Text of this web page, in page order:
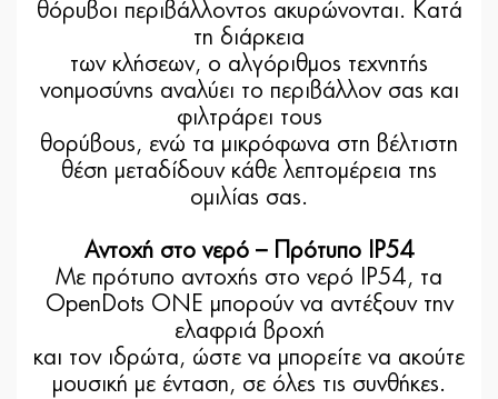
θόρυβοι περιβάλλοντος ακυρώνονται. Κατά
τη διάρκεια
των κλήσεων, ο αλγόριθμος τεχνητής
νοημοσύνης αναλύει το περιβάλλον σας και
φιλτράρει τους
θορύβους, ενώ τα μικρόφωνα στη βέλτιστη
θέση μεταδίδουν κάθε λεπτομέρεια της
ομιλίας σας.
Αντοχή στο νερό – Πρότυπο IP54
Με πρότυπο αντοχής στο νερό IP54, τα
OpenDots ONE μπορούν να αντέξουν την
ελαφριά βροχή
και τον ιδρώτα, ώστε να μπορείτε να ακούτε
μουσική με ένταση, σε όλες τις συνθήκες.